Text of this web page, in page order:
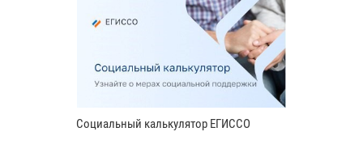
Социальный калькулятор ЕГИССО